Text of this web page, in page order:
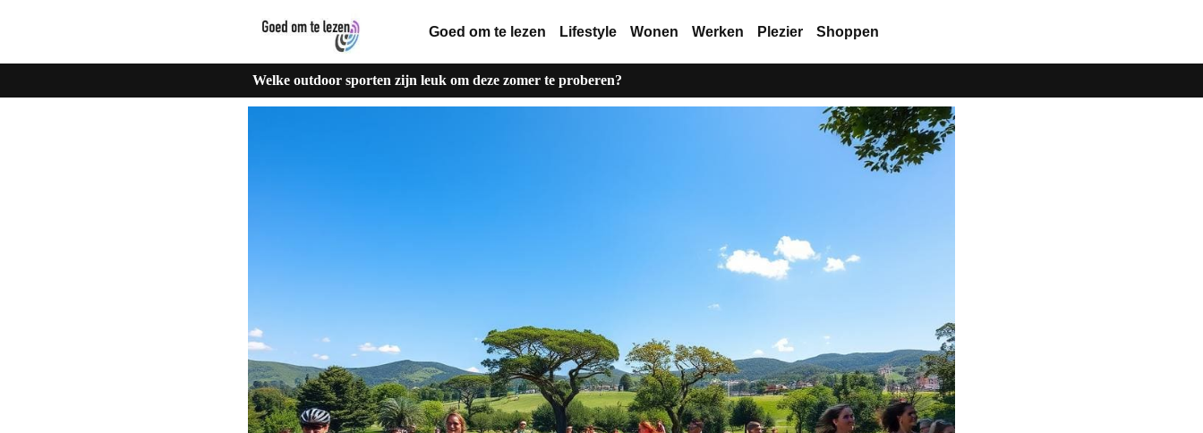
Goed om te lezen Lifestyle Wonen Werken Plezier Shoppen
Welke outdoor sporten zijn leuk om deze zomer te proberen?